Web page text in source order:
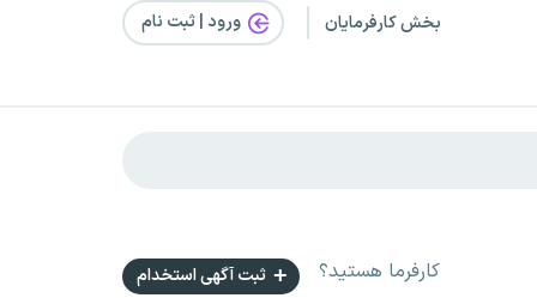
بخش کارفرمایان ورود | ثبت‌ نام
کارفرما هستید؟ ثبت آگهی استخدام